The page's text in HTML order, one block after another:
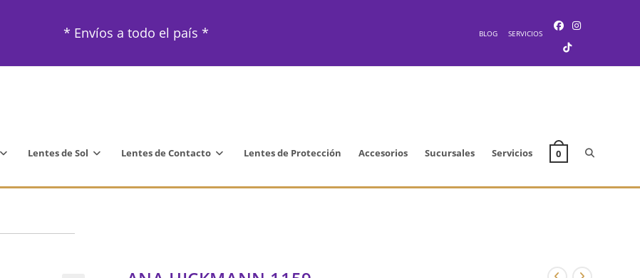
* Envíos a todo el país * BLOG SERVICIOS
Lentes de Sol Lentes de Contacto Lentes de Protección Accesorios Sucursales Servicios 0 Alternar